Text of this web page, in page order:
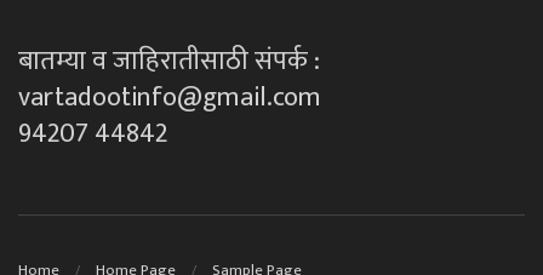
बातम्या व जाहिरातीसाठी संपर्क :
vartadootinfo@gmail.com
94207 44842